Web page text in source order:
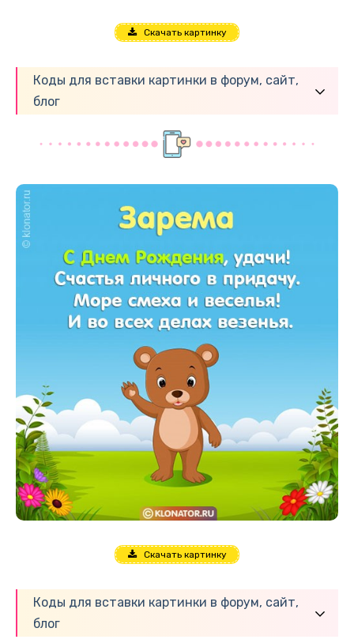
Скачать картинку
Коды для вставки картинки в форум, сайт,
блог
Скачать картинку
Коды для вставки картинки в форум, сайт,
блог